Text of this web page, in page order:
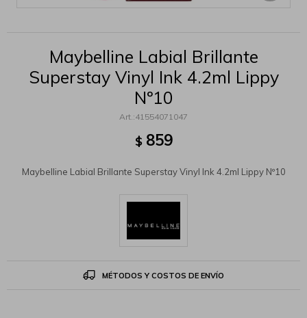
Maybelline Labial Brillante
Superstay Vinyl Ink 4.2ml Lippy
Nº10
41554071047
$ 859
Maybelline Labial Brillante Superstay Vinyl Ink 4.2ml Lippy Nº10
MÉTODOS Y COSTOS DE ENVÍO